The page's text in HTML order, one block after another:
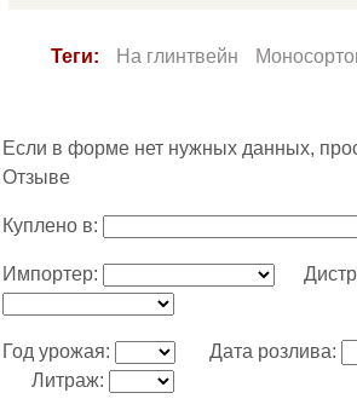
Теги: На глинтвейн
Если в форме нет нужных данных,
Отзыве
Куплено в:
Импортер:
Год урожая: Дата розлива:
Литраж: